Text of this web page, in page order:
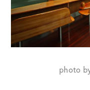
photo